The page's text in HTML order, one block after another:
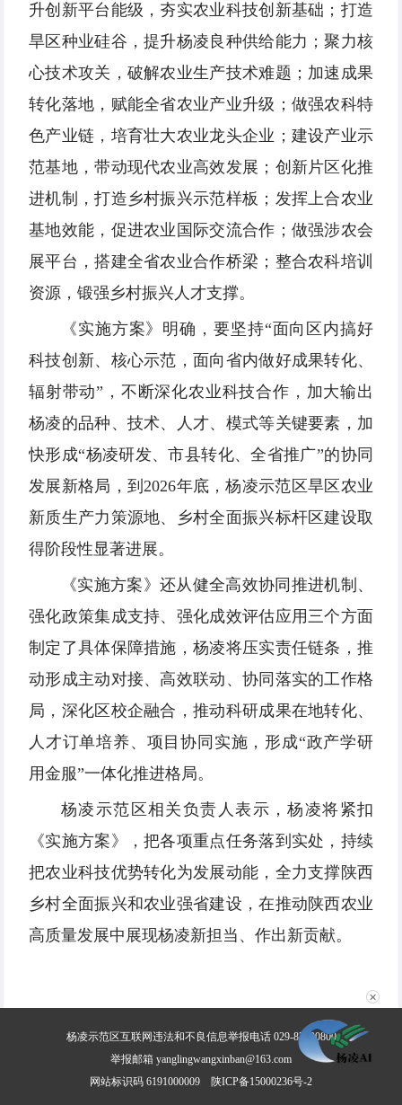
升创新平台能级，夯实农业科技创新基础；打造
旱区种业硅谷，提升杨凌良种供给能力；聚力核
心技术攻关，破解农业生产技术难题；加速成果
转化落地，赋能全省农业产业升级；做强农科特
色产业链，培育壮大农业龙头企业；建设产业示
范基地，带动现代农业高效发展；创新片区化推
进机制，打造乡村振兴示范样板；发挥上合农业
基地效能，促进农业国际交流合作；做强涉农会
展平台，搭建全省农业合作桥梁；整合农科培训
资源，锻强乡村振兴人才支撑。
《实施方案》明确，要坚持“面向区内搞好
科技创新、核心示范，面向省内做好成果转化、
辐射带动”，不断深化农业科技合作，加大输出
杨凌的品种、技术、人才、模式等关键要素，加
快形成“杨凌研发、市县转化、全省推广”的协同
发展新格局，到2026年底，杨凌示范区旱区农业
新质生产力策源地、乡村全面振兴标杆区建设取
得阶段性显著进展。
《实施方案》还从健全高效协同推进机制、
强化政策集成支持、强化成效评估应用三个方面
制定了具体保障措施，杨凌将压实责任链条，推
动形成主动对接、高效联动、协同落实的工作格
局，深化区校企融合，推动科研成果在地转化、
人才订单培养、项目协同实施，形成“政产学研
用金服”一体化推进格局。
杨凌示范区相关负责人表示，杨凌将紧扣
《实施方案》，把各项重点任务落到实处，持续
把农业科技优势转化为发展动能，全力支撑陕西
乡村全面振兴和农业强省建设，在推动陕西农业
高质量发展中展现杨凌新担当、作出新贡献。
杨凌示范区互联网违法和不良信息举报电话 029-87030800
举报邮箱 yanglingwangxinban@163.com
网站标识码 6191000009
陕ICP备15000236号-2
✕